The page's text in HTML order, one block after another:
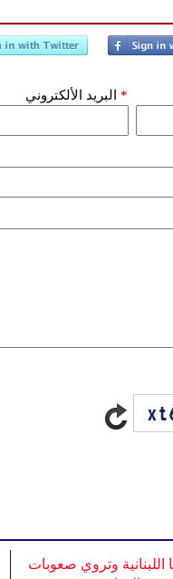
البريد الألكتروني *
وتروي صعوبات